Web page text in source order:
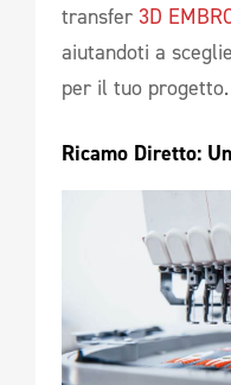
transfer 3D
aiutandoti a
per il tuo progetto.
Ricamo Diretto: